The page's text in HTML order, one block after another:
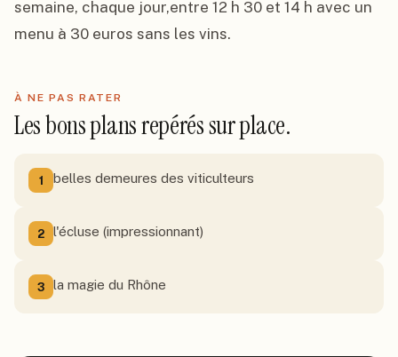
semaine, chaque jour,entre 12 h 30 et 14 h avec un
menu à 30 euros sans les vins.
À NE PAS RATER
Les bons plans repérés sur place.
1 belles demeures des viticulteurs
2 l'écluse (impressionnant)
3 la magie du Rhône